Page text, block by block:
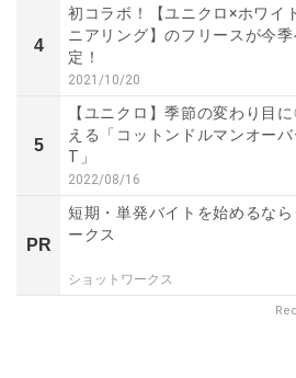
4
初コラボ！【ユニクロ×ホワイ
ニアリング】のフリースが今
定！
2021/10/20
5
【ユニクロ】季節の変わり目
える「コットンドルマンオー
T」
2022/08/16
PR
短期・単発バイトを始めるな
ークス
ショットワークス